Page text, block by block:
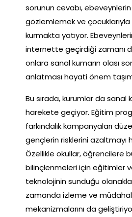
sorunun cevabı,
gözlemlemek ve çocuklarıyla
kurmakta yatıyor.
internette geçirdiği zamanı
onlara sanal kumarın olası
anlatması hayati önem
Bu sırada, kurumlar da sanal
harekete geçiyor. Eğitim
farkındalık kampanyaları
gençlerin risklerini azaltmayı
Özellikle okullar, öğrencilere
bilinçlenmeleri için eğitimler
teknolojinin sunduğu
zamanda izleme ve
mekanizmalarını da